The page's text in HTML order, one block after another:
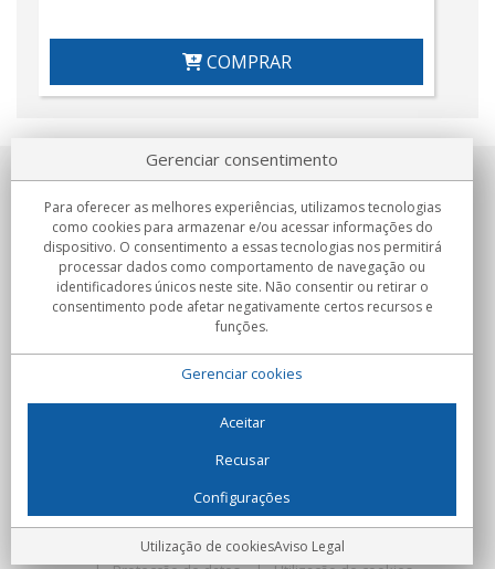
COMPRAR
Sobre nosotros
Compromissos
Compras
C/Flassaders, 13, Nave 6, 08130 Santa Perpètua de Mogoda
(Barcelona) - Espanha
Locura Digital - Todos os direitos reservados
Gerenciar consentimento
Para oferecer as melhores experiências, utilizamos tecnologias
como cookies para armazenar e/ou acessar informações do
dispositivo. O consentimento a essas tecnologias nos permitirá
processar dados como comportamento de navegação ou
identificadores únicos neste site. Não consentir ou retirar o
consentimento pode afetar negativamente certos recursos e
funções.
Gerenciar cookies
Aceitar
Recusar
Configurações
Utilização de cookiesAviso Legal